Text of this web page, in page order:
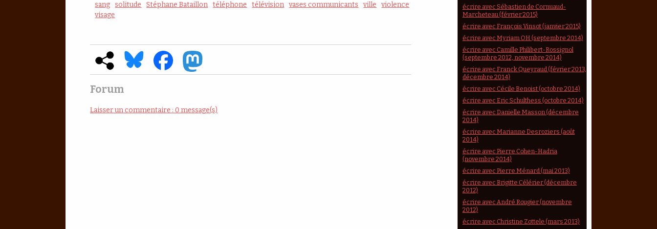
sang
solitude Stéphane Bataillon téléphone télévision vases communicants ville
violence
visage
Forum
Laisser un commentaire : 0 message(s)
écrire avec Sébastien de Cornuaud-
Marcheteau (février 2015)
écrire avec François Vinsot (janvier 2015)
écrire avec Myriam OH (septembre 2014)
écrire avec Camille Philibert-Rossignol
(septembre 2012, novembre 2014)
écrire avec Franck Queyraud (février 2013,
décembre 2014)
écrire avec Cécile Benoist (octobre 2014)
écrire avec Eric Schulthess (octobre 2014)
écrire avec Danielle Masson (décembre
2014)
écrire avec Marianne Desroziers (août
2014)
écrire avec Pierre Cohen-Hadria
(novembre 2014)
écrire avec Pierre Ménard (mai 2013)
écrire avec Brigitte Célérier (décembre
2012)
écrire avec André Rougier (novembre
2012)
écrire avec Christine Zottele (mars 2013)